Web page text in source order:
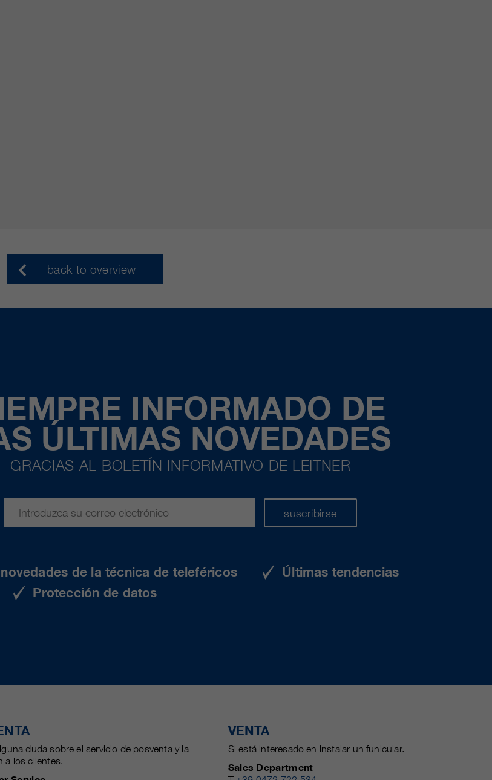
back to overview
INFORMADO DE
ÚLTIMAS NOVEDADES
GRACIAS AL BOLETÍN INFORMATIVO DE LEITNER
suscribirse
de la técnica de teleféricos
Últimas tendencias
Protección de datos
duda sobre el servicio de posventa y la
a los clientes.
VENTA
Si está interesado en instalar un funicular.
Sales Department